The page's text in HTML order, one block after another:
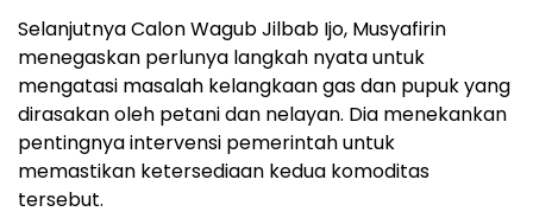
Selanjutnya Calon Wagub Jilbab Ijo, Musyafirin
menegaskan perlunya langkah nyata untuk
mengatasi masalah kelangkaan gas dan pupuk yang
dirasakan oleh petani dan nelayan. Dia menekankan
pentingnya intervensi pemerintah untuk
memastikan ketersediaan kedua komoditas
tersebut.